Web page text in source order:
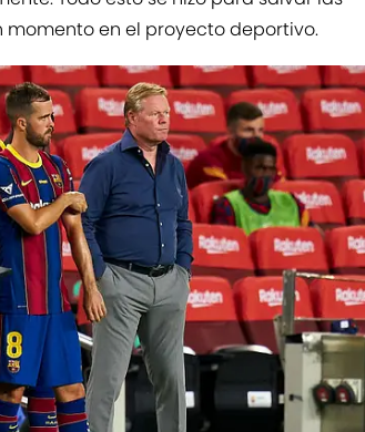
momento en el proyecto deportivo.